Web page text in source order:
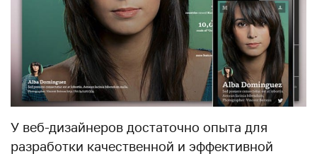
У веб-дизайнеров достаточно опыта для
разработки качественной и эффективной